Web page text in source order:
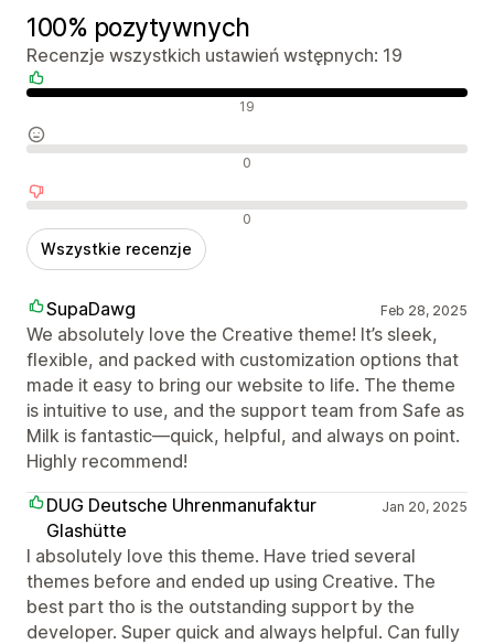
100% pozytywnych
Recenzje wszystkich ustawień wstępnych: 19
Pozytywne recenzje 19
Neutralne recenzje 0
Negatywne recenzje 0
Wszystkie recenzje
SupaDawg Feb 28, 2025
We absolutely love the Creative theme! It’s sleek,
flexible, and packed with customization options that
made it easy to bring our website to life. The theme
is intuitive to use, and the support team from Safe as
Milk is fantastic—quick, helpful, and always on point.
Highly recommend!
DUG Deutsche Uhrenmanufaktur
Glashütte
Jan 20, 2025
I absolutely love this theme. Have tried several
themes before and ended up using Creative. The
best part tho is the outstanding support by the
developer. Super quick and always helpful. Can fully